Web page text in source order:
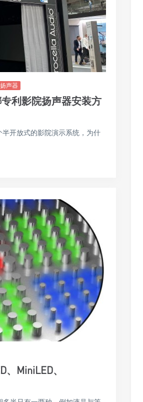
声器
利影院扬声器安装方
开放式的影院演示系统，为什
MiniLED、